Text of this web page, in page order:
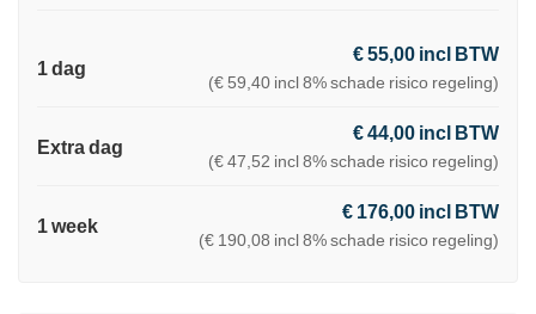
1 dag
€ 55,00 incl BTW
(€ 59,40 incl 8% schade risico regeling)
Extra dag
€ 44,00 incl BTW
(€ 47,52 incl 8% schade risico regeling)
1 week
€ 176,00 incl BTW
(€ 190,08 incl 8% schade risico regeling)